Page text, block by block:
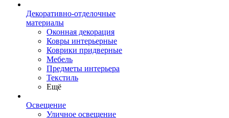
Декоративно-отделочные
материалы
Оконная декорация
Ковры интерьерные
Коврики придверные
Мебель
Предметы интерьера
Текстиль
Ещё
Освещение
Уличное освещение